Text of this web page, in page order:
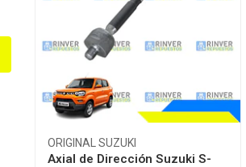
ORIGINAL SUZUKI
Axial de Dirección Suzuki S-